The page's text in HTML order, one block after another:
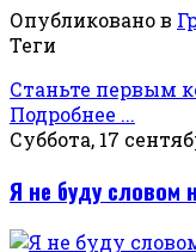
Опубликовано в
Теги
Станьте первым
Подробнее ...
Суббота, 17
Я не буду словом